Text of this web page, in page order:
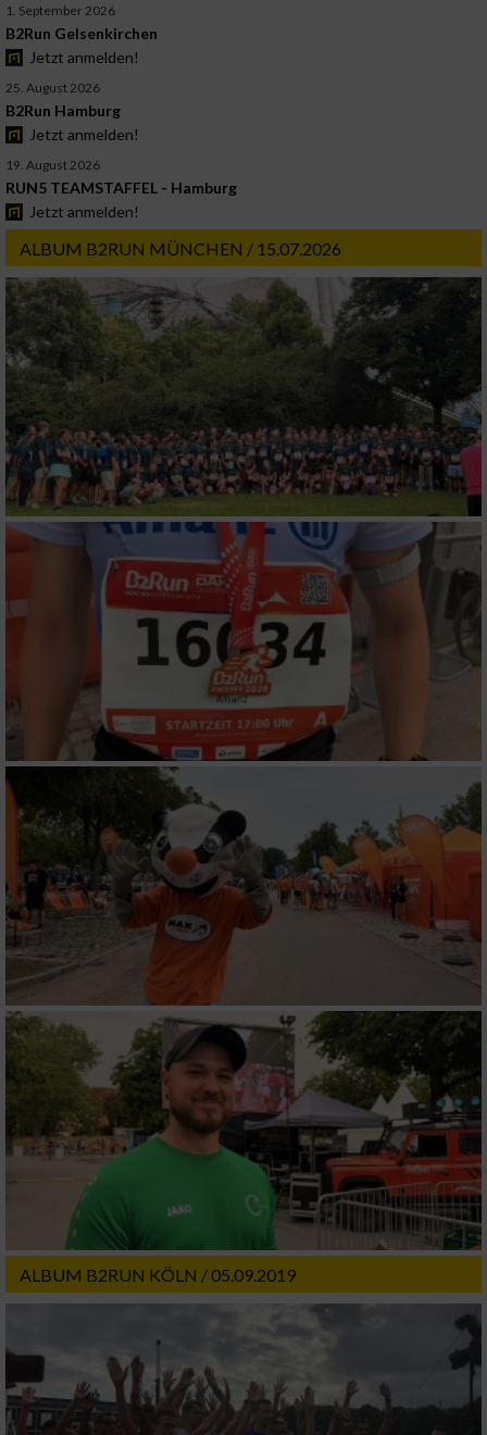
1. September 2026
B2Run Gelsenkirchen
Jetzt anmelden!
25. August 2026
B2Run Hamburg
Jetzt anmelden!
19. August 2026
RUN5 TEAMSTAFFEL - Hamburg
Jetzt anmelden!
ALBUM B2RUN MÜNCHEN / 15.07.2026
ALBUM B2RUN KÖLN / 05.09.2019